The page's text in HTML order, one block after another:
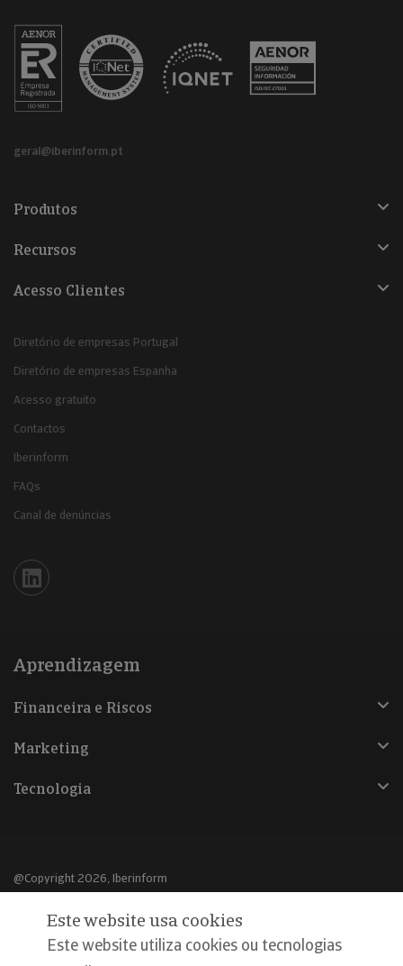
geral@iberinform.pt
Produtos
Recursos
Acesso Clientes
Diretório de empresas Portugal
Diretório de empresas Espanha
Acesso gratuito
Contactos
Iberinform
FAQs
Canal de denúncias
Iberinform en Linkedin
Aprendizagem
Financeira e Riscos
Marketing
Tecnologia
@Copyright 2026, Iberinform
Aviso legal
Política de cookies
Este website usa cookies
Este website utiliza cookies ou tecnologias